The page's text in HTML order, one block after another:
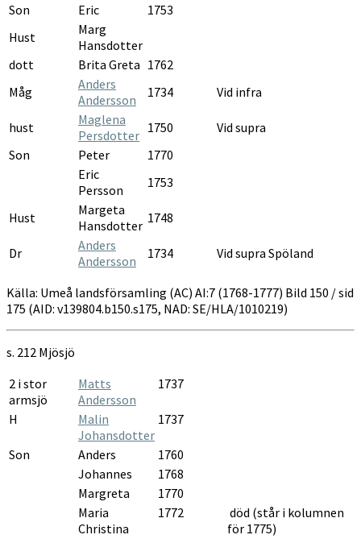
Son
Eric
1753
Hust
Marg
Hansdotter
dott
Brita Greta 1762
Måg
Anders
Andersson
1734 Vid infra
hust
Maglena
Persdotter 1750
Vid supra
Son
Peter
1770
Eric
Persson
1753
Hust
Margeta
Hansdotter 1748
Dr
Anders
Andersson
1734 Vid supra Spöland
Källa: Umeå landsförsamling (AC) AI:7 (1768-1777) Bild 150 / sid
175 (AID: v139804.b150.s175, NAD: SE/HLA/1010219)
s. 212 Mjösjö
2 i stor
armsjö
Matts
Andersson
1737
H
Malin
Johansdotter
1737
Son Anders
1760
Johannes
1768
Margreta
1770
Maria
Christina
1772
död (står i kolumnen
för 1775)